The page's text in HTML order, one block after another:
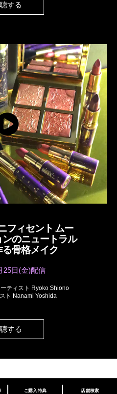
する
フィセント ムー
のニュートラル
る骨格メイク
25日(金)配信
ーティスト Ryoko Shiono
ト Nanami Yoshida
する
ご購入特典 店舗検索